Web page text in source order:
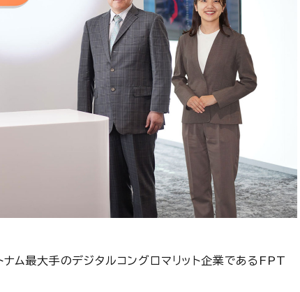
ナム最大手のデジタルコングロマリット企業であるFPT